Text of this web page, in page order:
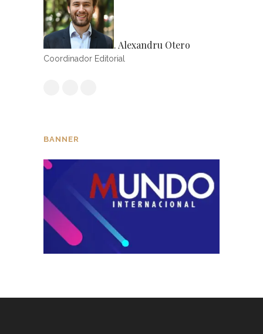
. Alexandru Otero
Coordinador Editorial
BANNER